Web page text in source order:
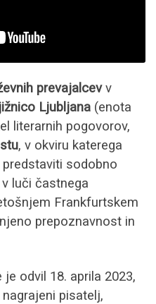
prevajalcevv
Ljubljana (enota
literarnih pogovorov,
, v okviru katerega
sodobno
luči častnega
Frankfurtskem
prepoznavnost in
odvil 18. aprila 2023,
pisatelj,